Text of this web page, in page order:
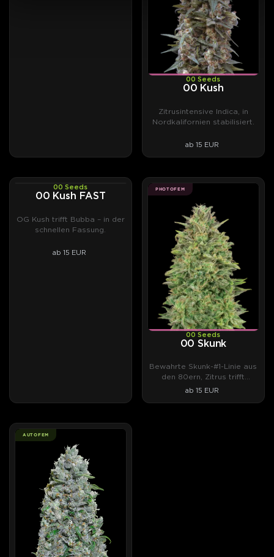
00 Seeds
00 Kush
Zitrusintensive Indica, in
Nordkalifornien stabilisiert.
ab 15 EUR
00 Seeds
00 Kush FAST
OG Kush trifft Bubba – in der
schnellen Fassung.
ab 15 EUR
PHOTOFEM
00 Seeds
00 Skunk
Bewahrte Skunk-#1-Linie aus
den 80ern, Zitrus trifft
Weihrauch.
ab 15 EUR
AUTOFEM